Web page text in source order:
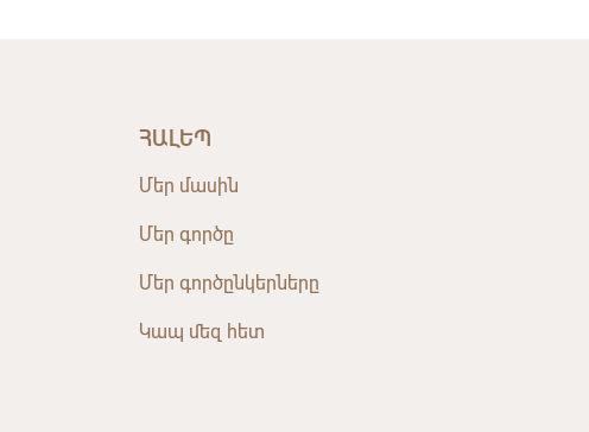
ՀԱԼԵՊ
Մեր մասին
Մեր գործը
Մեր գործընկերները
Կապ մեզ հետ